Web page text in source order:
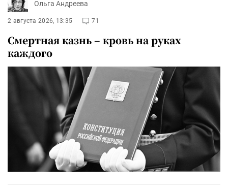
Ольга Андреева
2 августа 2026, 13:35 71
Смертная казнь – кровь на руках
каждого